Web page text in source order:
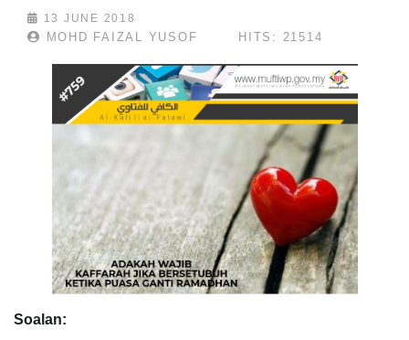
13 JUNE 2018
MOHD FAIZAL YUSOF HITS: 21514
Soalan: